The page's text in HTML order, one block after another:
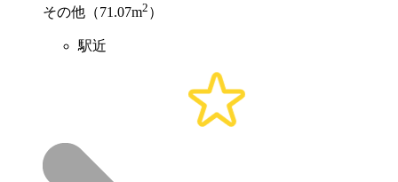
その他（71.07m2 ）
駅近